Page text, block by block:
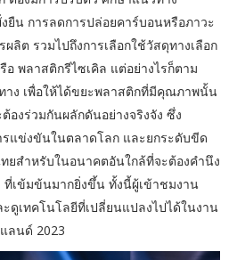
ยืน การลดการปล่อยคาร์บอนหรือภาวะ
ลิต รวมไปถึงการเลือกใช้วัสดุทางเลือก
พลาสติกรีไซเคิล แต่อย่างไรก็ตาม
าง เพื่อให้ได้ขยะพลาสติกที่มีคุณภาพนั้น
องร่วมกันผลักดันอย่างจริงจัง ซึ่ง
รแข่งขันในตลาดโลก และยกระดับขีด
ยสำหรับในอนาคตอันใกล้ที่จะต้องคำนึง
ที่เข้มข้นมากยิ่งขึ้น ทั้งนี้ผู้เข้าชมงาน
ดูเทคโนโลยีที่เปลี่ยนแปลงไปได้ในงาน
ลนด์ 2023